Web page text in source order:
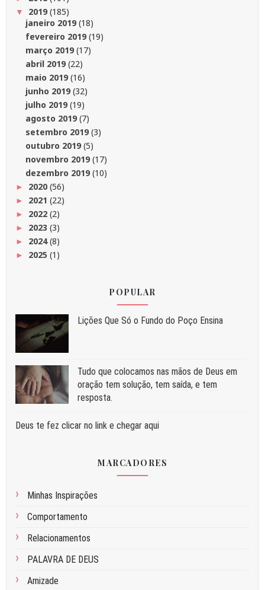
▼ 2019(185)
janeiro 2019(18)
fevereiro 2019(19)
março 2019(17)
abril 2019(22)
maio 2019(16)
junho 2019(32)
julho 2019(19)
agosto 2019(7)
setembro 2019(3)
outubro 2019(5)
novembro 2019(17)
dezembro 2019(10)
► 2020 (56)
► 2021 (22)
► 2022 (2)
► 2023 (3)
► 2024(8)
► 2025 (1)
POPULAR
Liç⁠ões Que Só o Fundo do Poço Ensina
Tudo que colocamos nas mãos de Deus em
oração tem solução, tem saída, e tem
resposta.
Deus te fez clicar no link e chegar aqui
MARCADORES
Minhas Inspirações
Comportamento
Relacionamentos
PALAVRA DE DEUS
Amizade